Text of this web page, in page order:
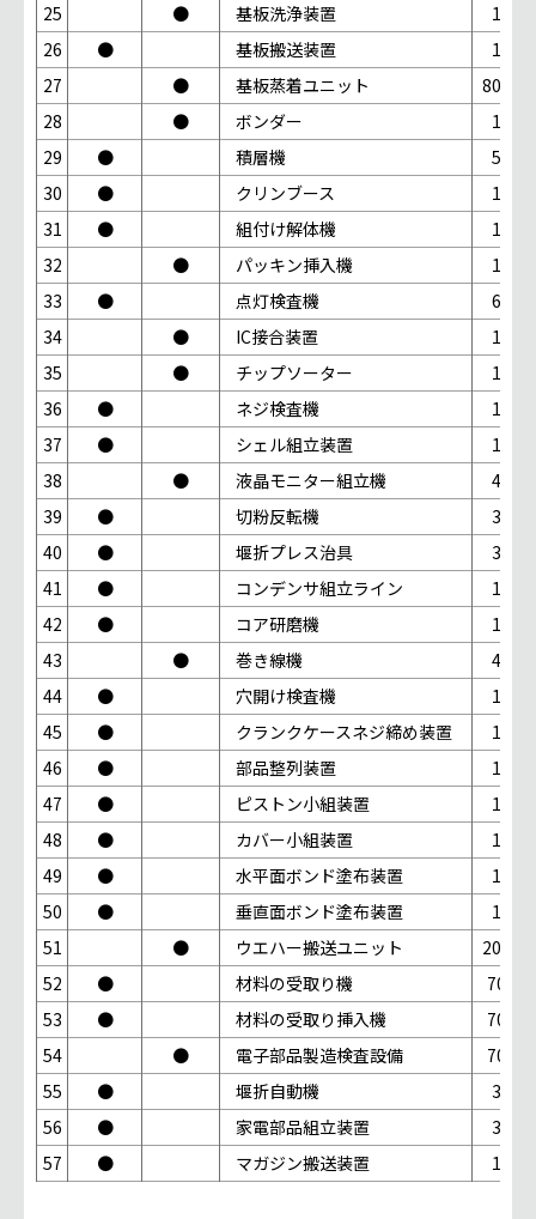
25
● 基板洗浄装置
1台
26
● 基板搬送装置
1台
27
● 基板蒸着ユニット
800台
28
● ボンダー
1台
29
● 積層機
5台
30
● クリンブース
1台
31
● 組付け解体機
1台
32
● パッキン挿入機
1台
33
● 点灯検査機
6台
34
● IC接合装置
1台
35
● チップソーター
1台
36
● ネジ検査機
1台
37
● シェル組立装置
1台
38
● 液晶モニター組立機
4台
39
● 切粉反転機
3台
40
● 堰折プレス治具
3台
41
● コンデンサ組立ライン
1台
42
● コア研磨機
1台
43
● 巻き線機
4台
44
● 穴開け検査機
1台
45
● クランクケースネジ締め装置
1台
46
● 部品整列装置
1台
47
● ピストン小組装置
1台
48
● カバー小組装置
1台
49
● 水平面ボンド塗布装置
1台
50
● 垂直面ボンド塗布装置
1台
51
● ウエハー搬送ユニット
200台
52
● 材料の受取り機
70台
53
● 材料の受取り挿入機
70台
54
● 電子部品製造検査設備
70台
55
● 堰折自動機
3台
56
● 家電部品組立装置
3台
57
● マガジン搬送装置 1台